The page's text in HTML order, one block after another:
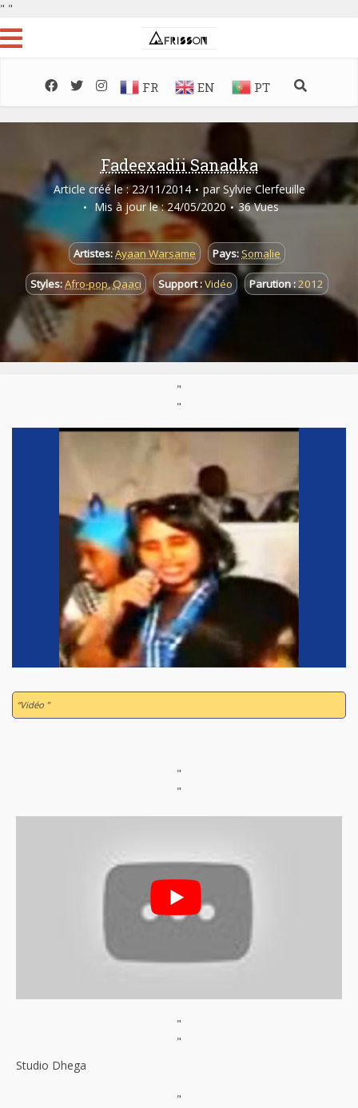
" "
FR EN PT
Fadeexadii Sanadka
Article créé le : 23/11/2014 par Sylvie Clerfeuille
Mis à jour le : 24/05/2020
36 Vues
Artistes:Ayaan Warsame Pays:Somalie
Styles:Afro-pop,Qaaci Support :Vidéo Parution :2012
"
"
“Vidéo ”
"
"
"
"
Studio Dhega
"